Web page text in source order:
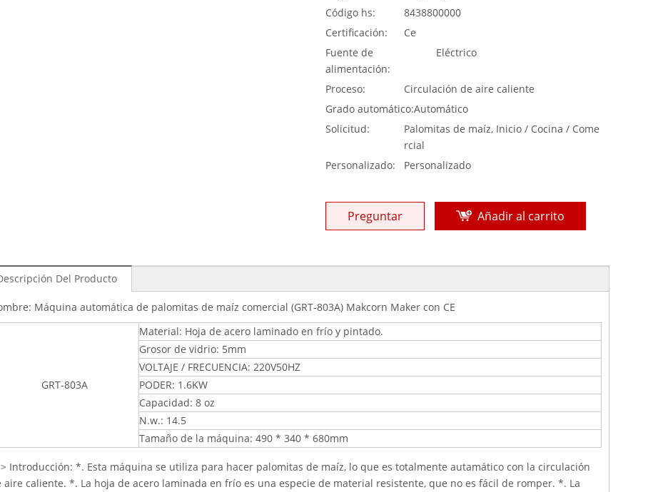
Código hs:
8438800000
Certificación:
Ce
Fuente de
alimentación:
Eléctrico
Proceso:
Circulación de aire caliente
Grado automático:Automático
Solicitud:
Palomitas de maíz, Inicio / Cocina / Come
rcial
Personalizado:
Personalizado
Preguntar Añadir al carrito
Del Producto
Máquina automática de palomitas de maíz comercial (GRT-803A) Makcorn Maker con CE
GRT-803A
Material: Hoja de acero laminado en frío y pintado.
Grosor de vidrio: 5mm
VOLTAJE / FRECUENCIA: 220V50HZ
PODER: 1.6KW
Capacidad: 8 oz
N.w.: 14.5
Tamaño de la máquina: 490 * 340 * 680mm
Introducción: *. Esta máquina se utiliza para hacer palomitas de maíz, lo que es totalmente autamático con la circulación
aire caliente. *. La hoja de acero laminada en frío es una especie de material resistente, que no es fácil de romper. *. La